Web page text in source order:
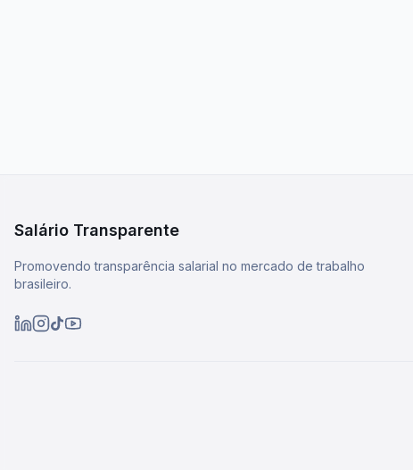
Salário Transparente
Promovendo transparência salarial no mercado de trabalho
brasileiro.